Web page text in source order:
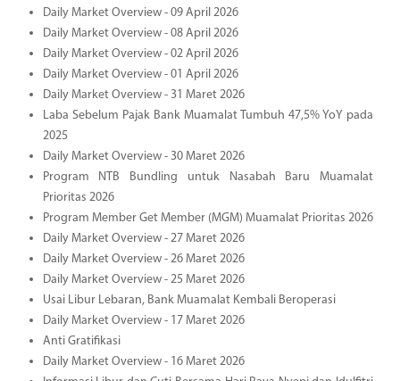
Daily Market Overview - 09 April 2026
Daily Market Overview - 08 April 2026
Daily Market Overview - 02 April 2026
Daily Market Overview - 01 April 2026
Daily Market Overview - 31 Maret 2026
Laba Sebelum Pajak Bank Muamalat Tumbuh 47,5% YoY pada
2025
Daily Market Overview - 30 Maret 2026
Program NTB Bundling untuk Nasabah Baru Muamalat
Prioritas 2026
Program Member Get Member (MGM) Muamalat Prioritas 2026
Daily Market Overview - 27 Maret 2026
Daily Market Overview - 26 Maret 2026
Daily Market Overview - 25 Maret 2026
Usai Libur Lebaran, Bank Muamalat Kembali Beroperasi
Daily Market Overview - 17 Maret 2026
Anti Gratifikasi
Daily Market Overview - 16 Maret 2026